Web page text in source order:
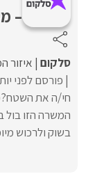
–
סלקום איזור
פורסם לפני
חי/ה את
המשרה הזו בול
בשוק ולרכוש